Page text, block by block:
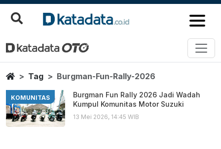
Burgman Fun Rally 2026
Berita Terbaru
HomeTag Burgman-Fun-Rally-2026
KOMUNITAS
Burgman Fun Rally 2026 Jadi Wadah
Kumpul Komunitas Motor Suzuki
13 Mei 2026, 14:45 WIB